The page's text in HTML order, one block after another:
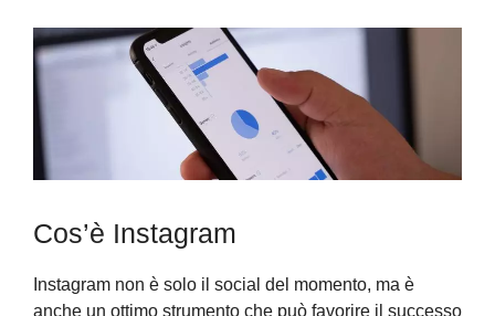
Cos’è Instagram
Instagram non è solo il social del momento, ma è
anche un ottimo strumento che può favorire il successo